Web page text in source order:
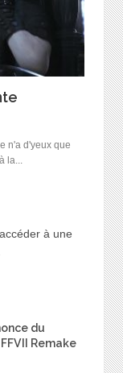
n'a d'yeux que
la...
à une
du
Remake